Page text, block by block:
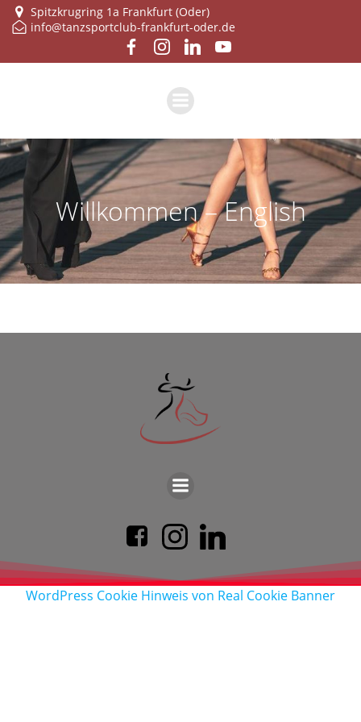
Zum
Inhalt
springen
Spitzkrugring 1a Frankfurt (Oder)
info@tanzsportclub-frankfurt-oder.de
Will­kom­men – English
WordPress Cookie Hinweis von Real Cookie Banner